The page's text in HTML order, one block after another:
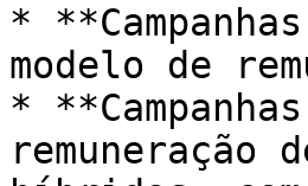
*
modelo de
*